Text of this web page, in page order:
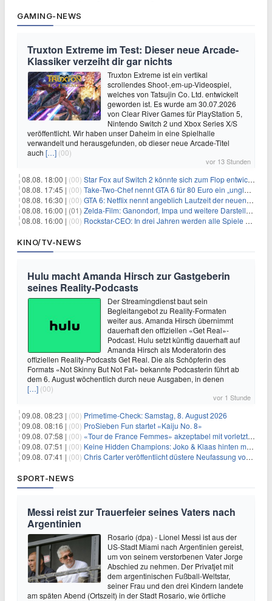
GAMING-NEWS
Truxton Extreme im Test: Dieser neue Arcade-
Klassiker verzeiht dir gar nichts
Truxton Extreme ist ein vertikal
scrollendes Shoot-‚em-up-Videospiel,
welches von Tatsujin Co. Ltd. entwickelt
geworden ist. Es wurde am 30.07.2026
von Clear River Games für PlayStation 5,
Nintendo Switch 2 und Xbox Series X/S
veröffentlicht. Wir haben unser Daheim in eine Spielhalle
verwandelt und herausgefunden, ob dieser neue Arcade-Titel
auch […] (00)
vor 13 Stunden
08.08. 18:00 | (00) Star Fox auf Switch 2 könnte sich zum Flop entwickeln
08.08. 17:45 | (00) Take-Two-Chef nennt GTA 6 für 80 Euro ein „unglaubliches Schnäppchen“
08.08. 16:30 | (00) GTA 6: Netflix nennt angeblich Laufzeit der neuen Gameplay-Präsentation
08.08. 16:00 | (01) Zelda-Film: Ganondorf, Impa und weitere Darsteller sollen feststehen
08.08. 16:00 | (00) Rockstar-CEO: In drei Jahren werden alle Spiele gestreamt
KINO/TV-NEWS
Hulu macht Amanda Hirsch zur Gastgeberin
seines Reality-Podcasts
Der Streamingdienst baut sein
Begleitangebot zu Reality-Formaten
weiter aus. Amanda Hirsch übernimmt
dauerhaft den offiziellen «Get Real»-
Podcast. Hulu setzt künftig dauerhaft auf
Amanda Hirsch als Moderatorin des
offiziellen Reality-Podcasts Get Real. Die als Schöpferin des
Formats «Not Skinny But Not Fat» bekannte Podcasterin führt ab
dem 6. August wöchentlich durch neue Ausgaben, in denen
[…] (00)
vor 1 Stunde
09.08. 08:23 | (00) Primetime-Check: Samstag, 8. August 2026
09.08. 08:16 | (00) ProSieben Fun startet «Kaiju No. 8»
09.08. 07:58 | (00) «Tour de France Femmes» akzeptabel mit vorletzter Etappe
09.08. 07:51 | (00) Keine Hidden Champions: Joko & Klaas hinten mit Best-Of
09.08. 07:41 | (00) Chris Carter veröffentlicht düstere Neufassung von «Akte X: Jenseits der Wahrheit»
SPORT-NEWS
Messi reist zur Trauerfeier seines Vaters nach
Argentinien
Rosario (dpa) - Lionel Messi ist aus der
US-Stadt Miami nach Argentinien gereist,
um von seinem verstorbenen Vater Jorge
Abschied zu nehmen. Der Privatjet mit
dem argentinischen Fußball-Weltstar,
seiner Frau und den drei Kindern landete
am späten Abend (Ortszeit) in der Stadt Rosario, wie örtliche